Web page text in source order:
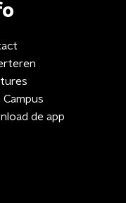
Campus
de app